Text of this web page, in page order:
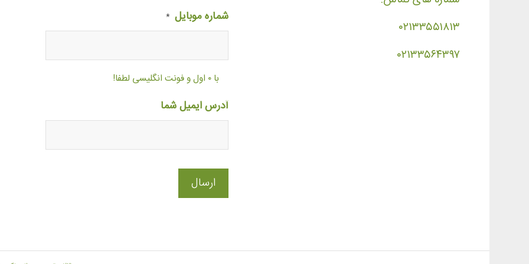
۰۲۱۳۳۵۵۱۸۱۳
۰۲۱۳۳۵۶۴۳۹۷
شماره موبایل *
با ۰ اول و فونت انگلیسی لطفا!
آدرس ایمیل شما